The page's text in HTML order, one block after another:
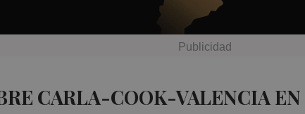
CARLA-COOK-VALENCIA